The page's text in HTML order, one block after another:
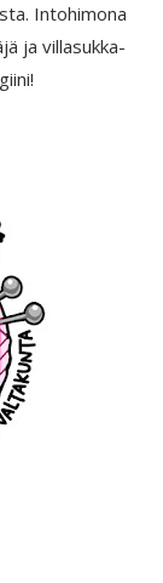
Intohimona
ja villasukka-